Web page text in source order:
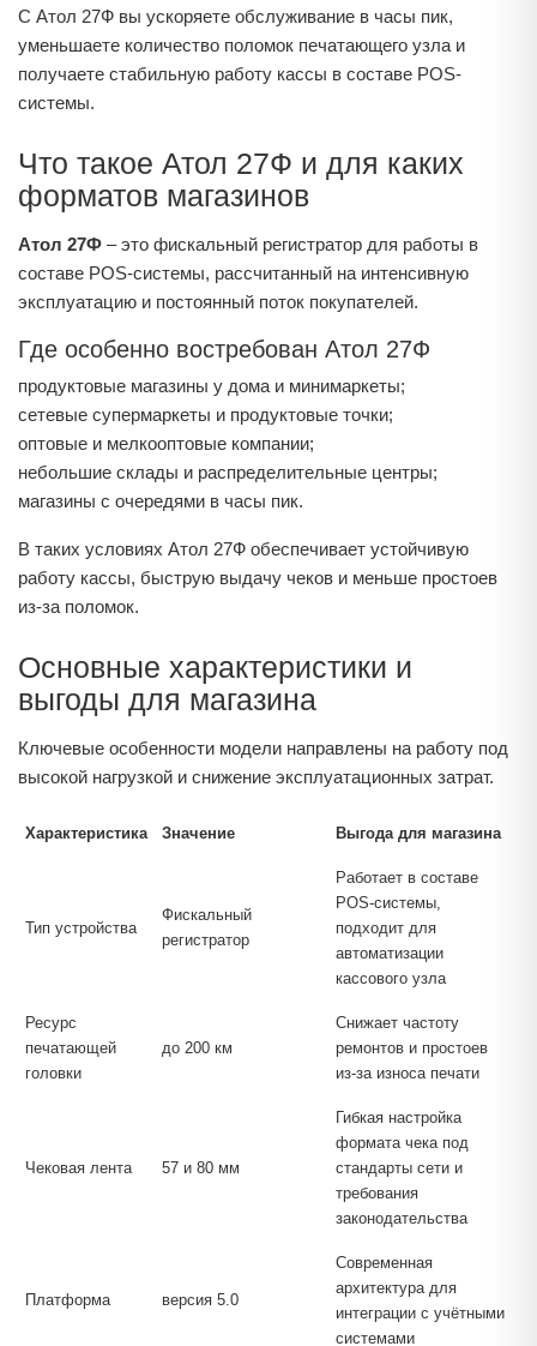
С Атол 27Ф вы ускоряете обслуживание в часы пик,
уменьшаете количество поломок печатающего узла и
получаете стабильную работу кассы в составе POS-
системы.
Что такое Атол 27Ф и для каких
форматов магазинов
Атол 27Ф – это фискальный регистратор для работы в
составе POS-системы, рассчитанный на интенсивную
эксплуатацию и постоянный поток покупателей.
Где особенно востребован Атол 27Ф
продуктовые магазины у дома и минимаркеты;
сетевые супермаркеты и продуктовые точки;
оптовые и мелкооптовые компании;
небольшие склады и распределительные центры;
магазины с очередями в часы пик.
В таких условиях Атол 27Ф обеспечивает устойчивую
работу кассы, быструю выдачу чеков и меньше простоев
из-за поломок.
Основные характеристики и
выгоды для магазина
Ключевые особенности модели направлены на работу под
высокой нагрузкой и снижение эксплуатационных затрат.
Характеристика Значение Выгода для магазина
Тип устройства
Фискальный
регистратор
Работает в составе
POS-системы,
подходит для
автоматизации
кассового узла
Ресурс
печатающей
головки
до 200 км
Снижает частоту
ремонтов и простоев
из-за износа печати
Чековая лента 57 и 80 мм
Гибкая настройка
формата чека под
стандарты сети и
требования
законодательства
Платформа версия 5.0
Современная
архитектура для
интеграции с учётными
системами